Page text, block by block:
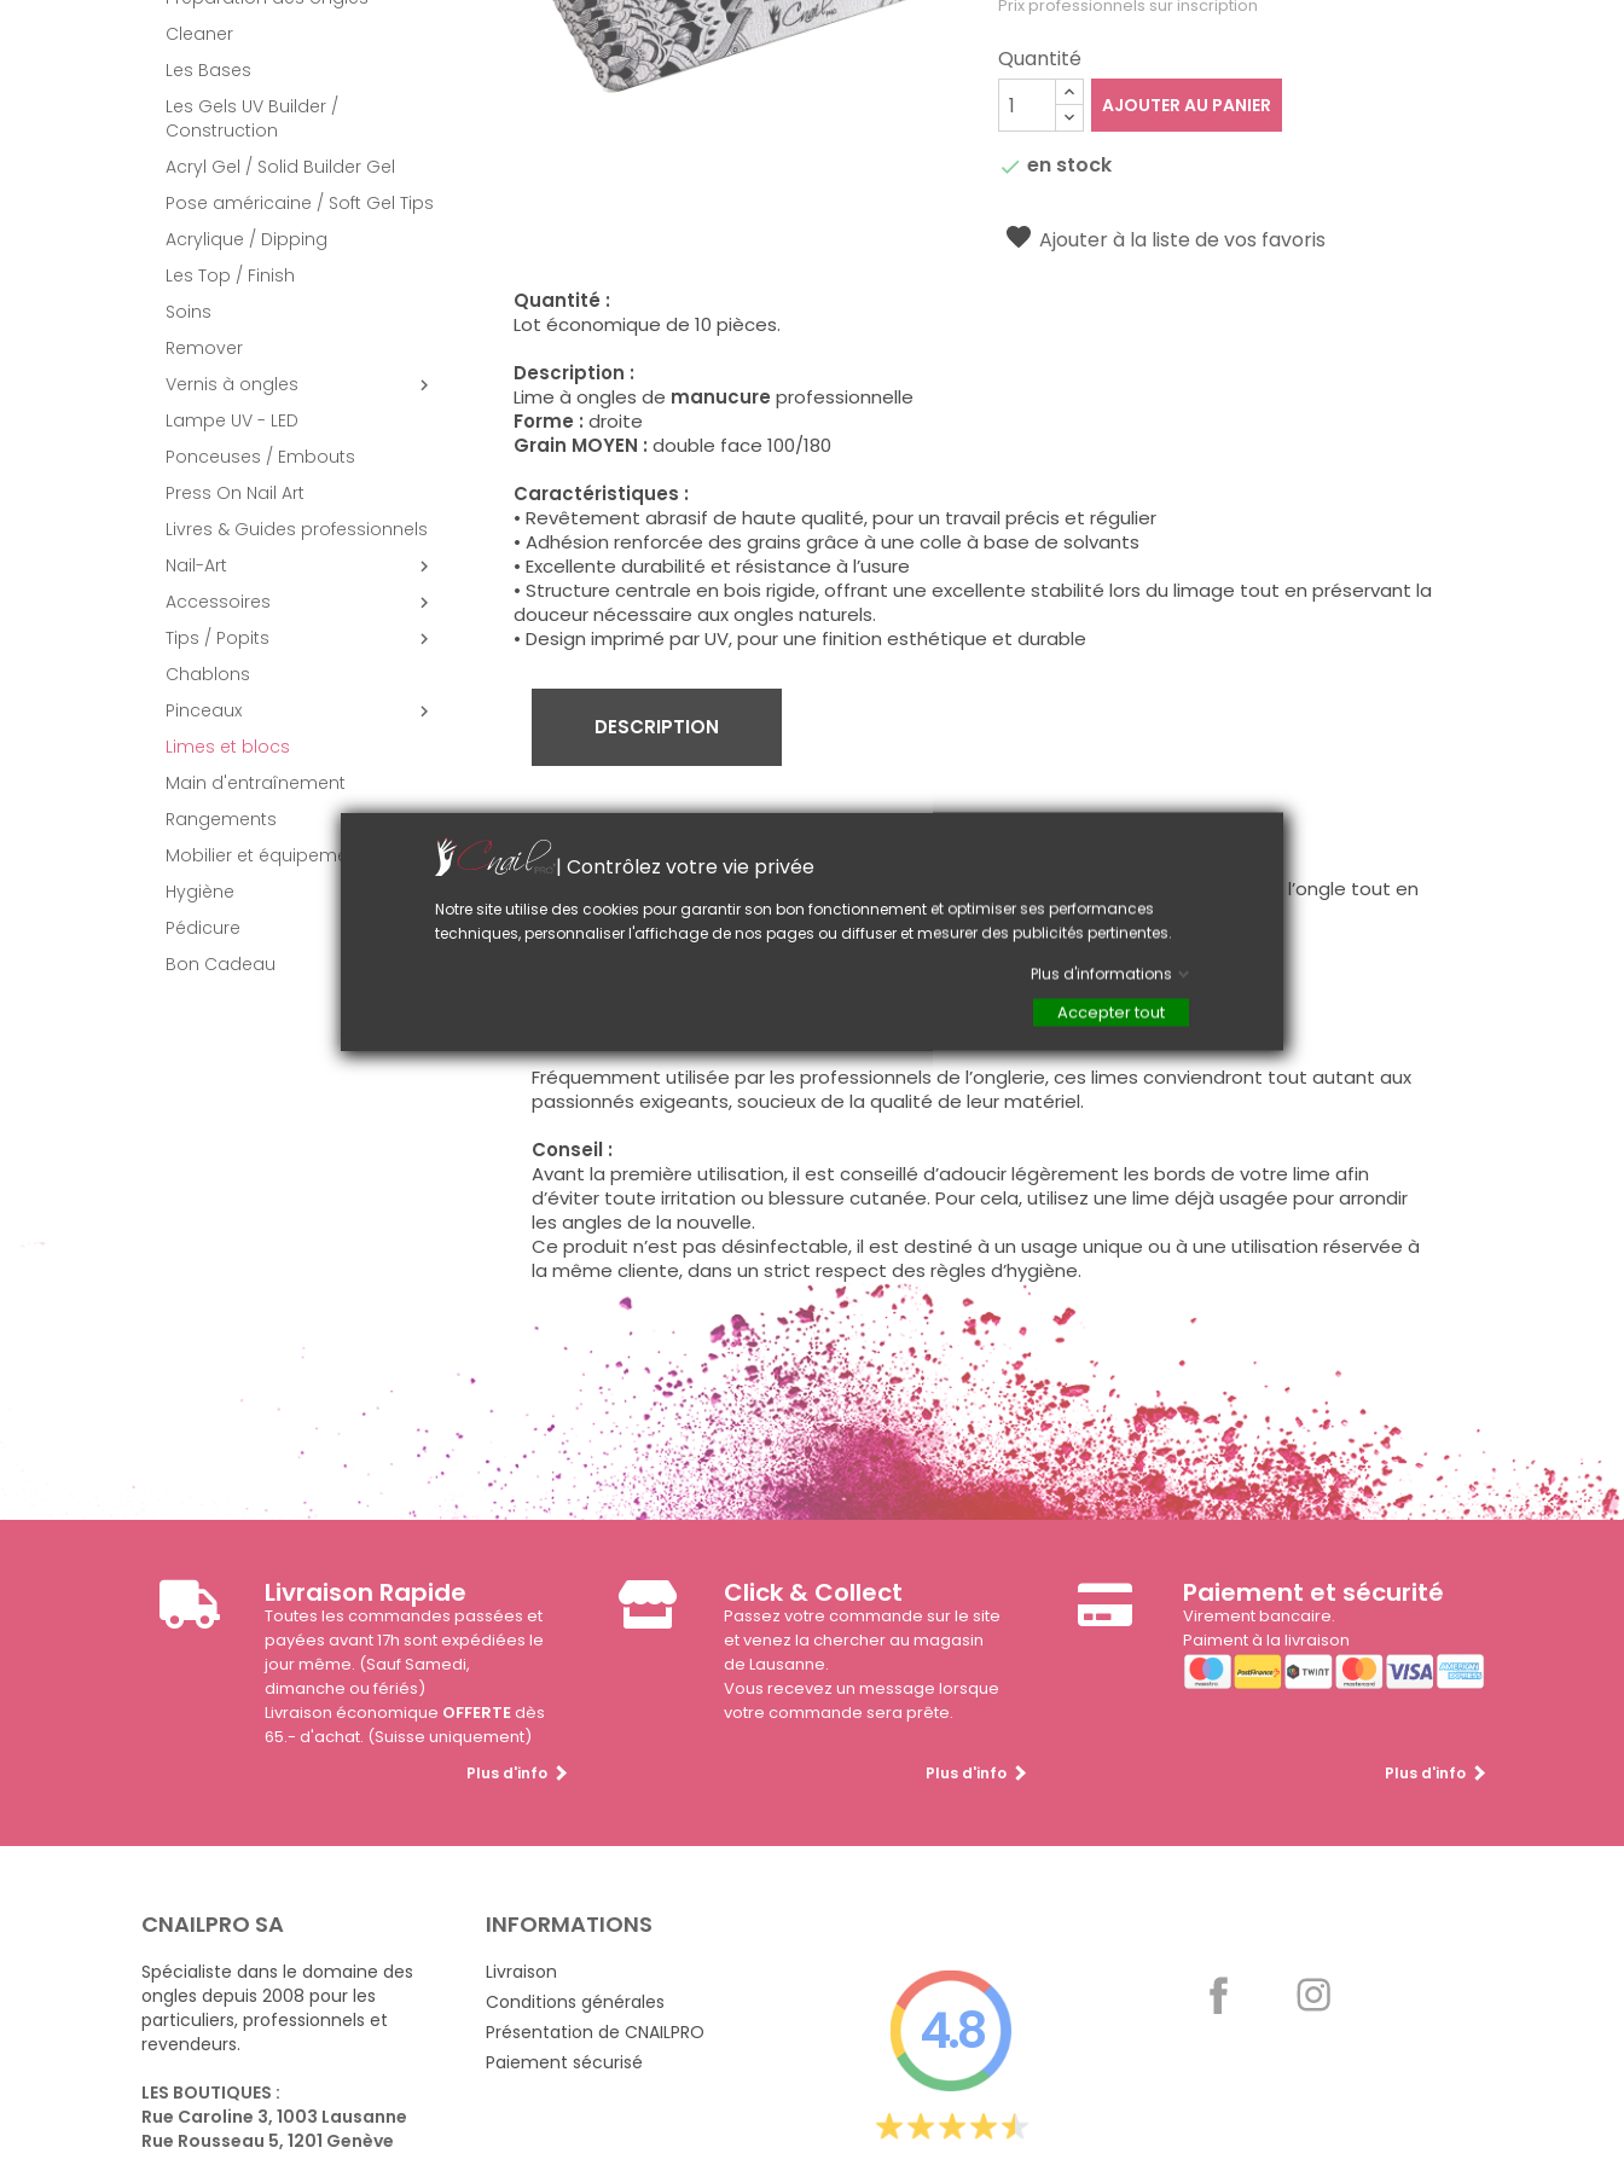
Cleaner
Les Bases
Les Gels UV Builder /
Construction
Acryl Gel / Solid Builder Gel
Pose américaine / Soft Gel Tips
Acrylique / Dipping
Les Top / Finish
Soins
Remover
Vernis à ongles

Lampe UV - LED
Ponceuses / Embouts
Press On Nail Art
Livres & Guides professionnels
Nail-Art

Accessoires 
Tips / Popits 
Chablons
Pinceaux

Limes et blocs
Main d'entraînement
Rangements
Mobilier et équipement
Hygiène
Pédicure
Bon Cadeau
Prix professionnels sur inscription
Quantité
AJOUTER AU PANIER
 en stock
Ajouter à la liste de vos favoris
Quantité :
Lot économique de 10 pièces.
Description :
Lime à ongles de manucure professionnelle
Forme : droite
Grain MOYEN : double face 100/180
Caractéristiques :
• Revêtement abrasif de haute qualité, pour un travail précis et régulier
• Adhésion renforcée des grains grâce à une colle à base de solvants
• Excellente durabilité et résistance à l’usure
• Structure centrale en bois rigide, offrant une excellente stabilité lors du limage tout en préservant la
douceur nécessaire aux ongles naturels.
• Design imprimé par UV, pour une finition esthétique et durable
DESCRIPTION
Utilisation :
Cette lime est spécialement conçue pour le limage des ongles naturels.
Sa finesse et sa double face (100/180) permettent de donner la forme souhaitée à l’ongle tout en
préservant sa structure.
Elle est idéale pour :
Fréquemment utilisée par les professionnels de l’onglerie, ces limes conviendront tout autant aux
passionnés exigeants, soucieux de la qualité de leur matériel.
Conseil :
Avant la première utilisation, il est conseillé d’adoucir légèrement les bords de votre lime afin
d’éviter toute irritation ou blessure cutanée. Pour cela, utilisez une lime déjà usagée pour arrondir
les angles de la nouvelle.
Ce produit n’est pas désinfectable, il est destiné à un usage unique ou à une utilisation réservée à
la même cliente, dans un strict respect des règles d’hygiène.
Livraison Rapide
Toutes les commandes passées et
payées avant 17h sont expédiées le
jour même. (Sauf Samedi,
dimanche ou fériés)
Livraison économique OFFERTEdès
65.- d'achat. (Suisse uniquement)
Plus d'info
Click & Collect
Passez votre commande sur le site
et venez la chercher au magasin
de Lausanne.
Vous recevez un message lorsque
votre commande sera prête.
Plus d'info
Paiement et sécurité
Virement bancaire.
Paiment à la livraison
Plus d'info
CNAILPRO SA
Spécialiste dans le domaine des
ongles depuis 2008 pour les
particuliers, professionnels et
revendeurs.
LES BOUTIQUES :
Rue Caroline 3, 1003 Lausanne
Rue Rousseau 5, 1201 Genève
INFORMATIONS
Livraison
Conditions générales
Présentation de CNAILPRO
Paiement sécurisé
4.8
| Contrôlez votre vie privée
Notre site utilise des cookies pour garantir son bon fonctionnement et optimiser ses performances
techniques, personnaliser l'affichage de nos pages ou diffuser et mesurer des publicités pertinentes.
Plus d'informations
Accepter tout